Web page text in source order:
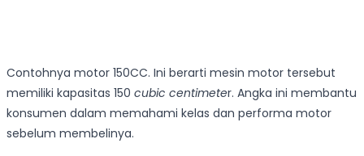
Contohnya motor 150CC. Ini berarti mesin motor tersebut
memiliki kapasitas 150 cubic centimeter. Angka ini membantu
konsumen dalam memahami kelas dan performa motor
sebelum membelinya.